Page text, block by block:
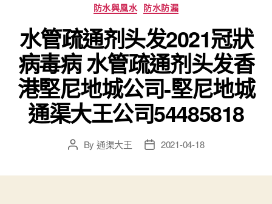
防水與風水 防水防漏
水管疏通剂头发2021冠狀
病毒病 水管疏通剂头发香
港堅尼地城公司-堅尼地城
通渠大王公司54485818
PostBy 通渠大王
Post2021-04-18